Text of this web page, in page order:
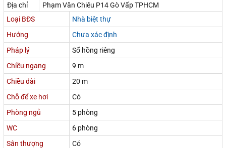
Địa chỉ
Phạm Văn Chiêu P14 Gò Vấp TPHCM
Loại BĐS
Nhà biệt thự
Hướng
Chưa xác định
Pháp lý
Sổ hồng riêng
Chiều ngang
9 m
Chiều dài
20 m
Chỗ để xe hơi
Có
Phòng ngủ
5 phòng
WC
6 phòng
Sân thượng
Có